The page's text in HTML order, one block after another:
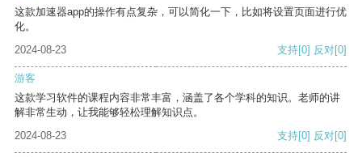
这款加速器app的操作有点复杂，可以简化一下，比如将设置页面进行优
化。
2024-08-23
支持[0] 反对[0]
游客
这款学习软件的课程内容非常丰富，涵盖了各个学科的知识。老师的讲
解非常生动，让我能够轻松理解知识点。
2024-08-23
支持[0] 反对[0]